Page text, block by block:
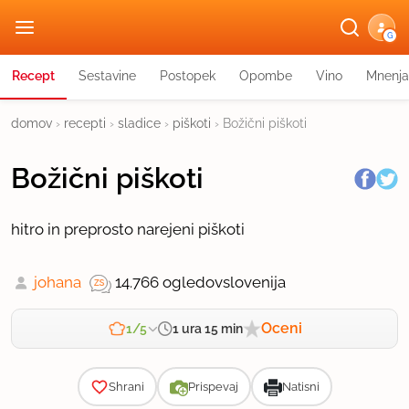
G
Recept Sestavine Postopek Opombe Vino Mnenja
domov › recepti › sladice › piškoti › Božični piškoti
Božični piškoti
hitro in preprosto narejeni piškoti
johana 14.766 ogledovslovenija
1/5 1 ura 15 min Oceni
Shrani Prispevaj Natisni